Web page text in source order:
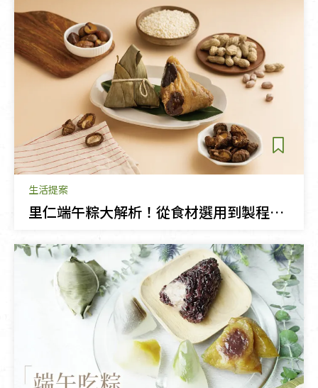
生活提案
里仁端午粽大解析！從食材選用到製程把關的安心美味